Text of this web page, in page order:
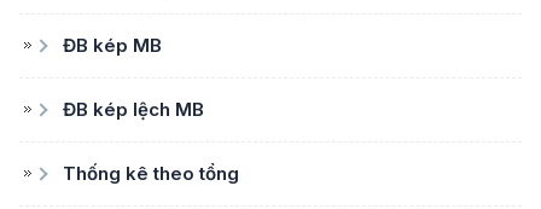
ĐB kép MB
ĐB kép lệch MB
Thống kê theo tổng